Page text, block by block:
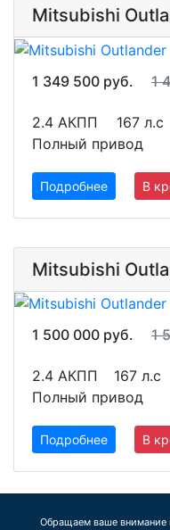
Mitsubishi
1 349 500 руб. 1
2.4 АКПП 167 л.с
Полный привод
Подробнее В
Mitsubishi
1 500 000 руб. 1
2.4 АКПП 167 л.с
Полный привод
Подробнее В
Обращаем ваше внимание